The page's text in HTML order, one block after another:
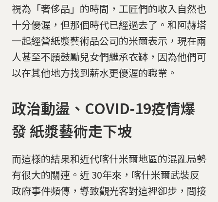
視為「奢侈品」的時間，工匠們的收入自然也
十分優渥，但那個時代已經過去了。和阿赫塔
一起經營紙漿藝術品公司的米爾表示，現在兩
人甚至不願鼓勵兒女們繼承衣缽，因為他們可
以在其他地方找到薪水更優渥的職業。
政治動盪、COVID-19疫情爆
發 紙漿藝術走下坡
而這樣的結果和近代喀什米爾地區的混亂局勢
有很大的關連。近 30年來，喀什米爾武裝反
政府事件頻傳，導致觀光客對這裡卻步，間接